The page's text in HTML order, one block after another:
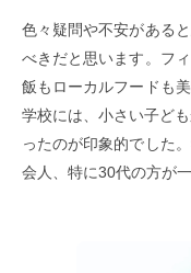
色々疑問や不安がある
べきだと思います。フ
飯もローカルフードも
学校には、小さい子ど
ったのが印象的でした
会人、特に30代の方が